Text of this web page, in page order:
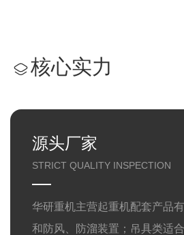
核心实力
源头厂家
STRICT QUALITY INSPECTION
华研重机主营起重机配套产品
和防风、防溜装置；吊具类适